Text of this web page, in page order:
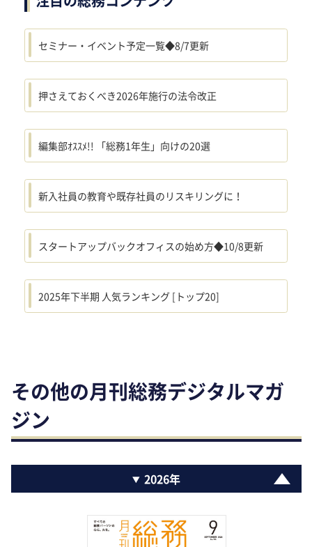
セミナー・イベント予定一覧◆8/7更新
押さえておくべき2026年施行の法令改正
編集部ｵｽｽﾒ!! 「総務1年生」向けの20選
新入社員の教育や既存社員のリスキリングに！
スタートアップバックオフィスの始め方◆10/8更新
2025年下半期 人気ランキング [トップ20]
その他の月刊総務デジタルマガ
ジン
2026年